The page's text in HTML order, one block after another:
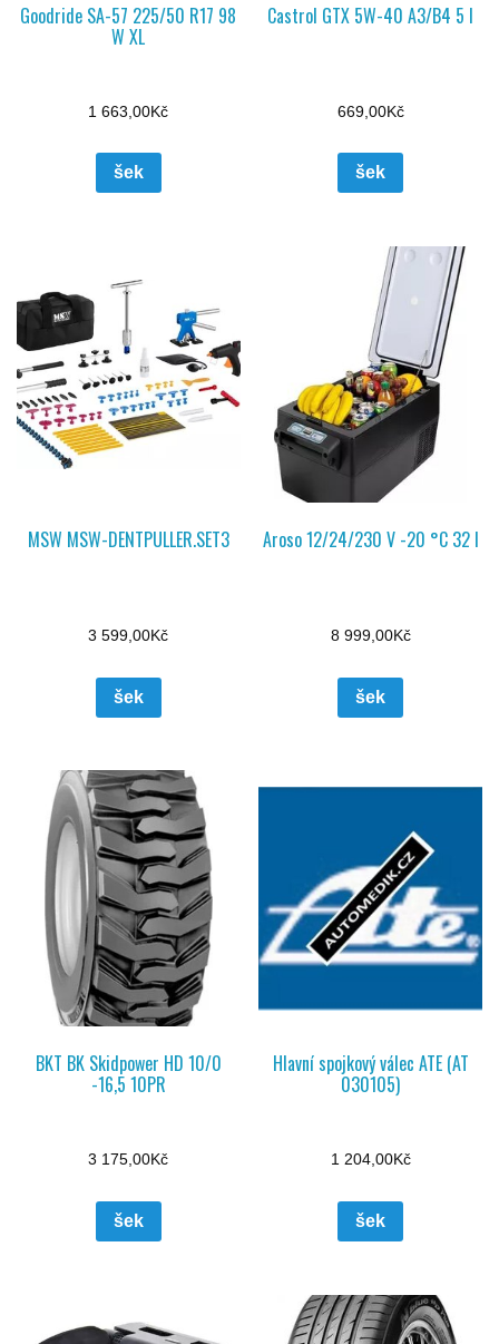
Goodride SA-57 225/50 R17 98
W XL
1 663,00Kč
šek
Castrol GTX 5W-40 A3/B4 5 l
669,00Kč
šek
MSW MSW-DENTPULLER.SET3
3 599,00Kč
šek
Aroso 12/24/230 V -20 °C 32 l
8 999,00Kč
šek
BKT BK Skidpower HD 10/0
-16,5 10PR
3 175,00Kč
šek
Hlavní spojkový válec ATE (AT
030105)
1 204,00Kč
šek